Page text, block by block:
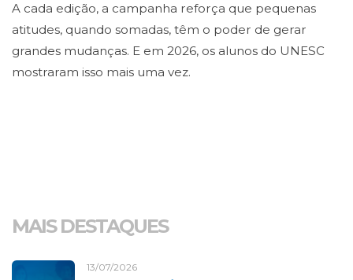
A cada edição, a campanha reforça que pequenas
atitudes, quando somadas, têm o poder de gerar
grandes mudanças. E em 2026, os alunos do UNESC
mostraram isso mais uma vez.
MAIS DESTAQUES
13/07/2026